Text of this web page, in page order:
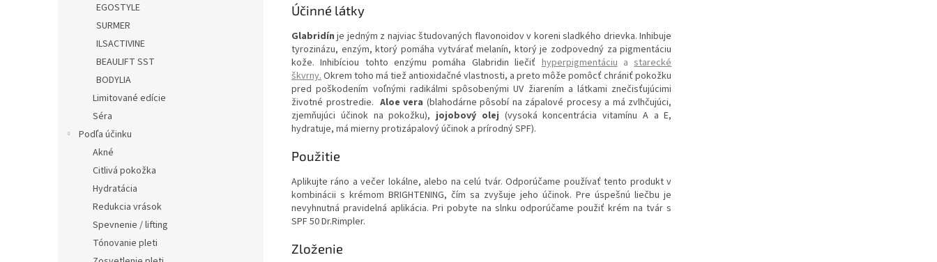
EGOSTYLE
SURMER
ILSACTIVINE
BEAULIFT SST
BODYLIA
Limitované edície
Séra
Podľa účinku
Akné
Citlivá pokožka
Hydratácia
Redukcia vrások
Spevnenie / lifting
Tónovanie pleti
Účinné látky
Glabridín je jedným z najviac študovaných flavonoidov v koreni sladkého drievka. Inhibuje
tyrozinázu, enzým, ktorý pomáha vytvárať melanín, ktorý je zodpovedný za pigmentáciu
kože. Inhibíciou tohto enzýmu pomáha Glabridin liečiťhyperpigmentáciuastarecké
škvrny.Okrem toho má tiež antioxidačné vlastnosti, a preto môže pomôcť chrániť pokožku
pred poškodením voľnými radikálmi spôsobenými UV žiarením a látkami znečisťujúcimi
životné prostredie. Aloe vera (blahodárne pôsobí na zápalové procesy a má zvlhčujúci,
zjemňujúci účinok na pokožku),jojobový olej (vysoká koncentrácia vitamínu A a E,
hydratuje, má mierny protizápalový účinok a prírodný SPF).
Použitie
Aplikujte ráno a večer lokálne, alebo na celú tvár. Odporúčame používať tento produkt v
kombinácii s krémom BRIGHTENING, čím sa zvyšuje jeho účinok. Pre úspešnú liečbu je
nevyhnutná pravidelná aplikácia. Pri pobyte na slnku odporúčame použiť krém na tvár s
SPF 50 Dr.Rimpler.
Zloženie